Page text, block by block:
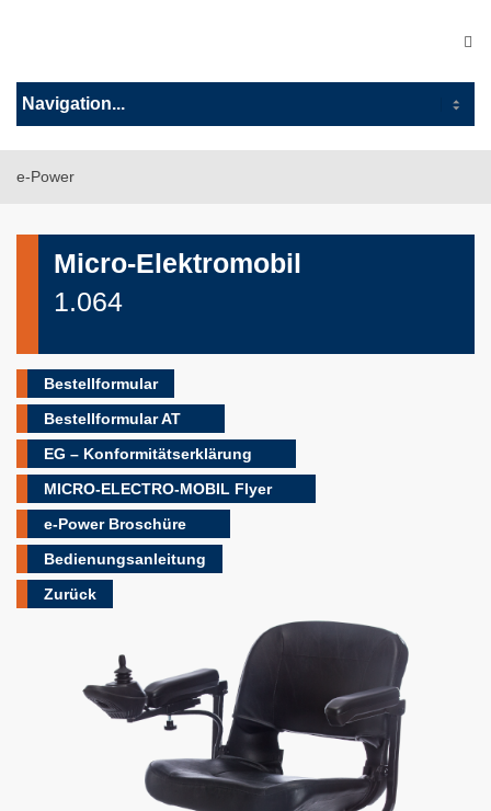
e-Power
Micro-Elektromobil
1.064
Bestellformular
Bestellformular AT
EG – Konformitätserklärung
MICRO-ELECTRO-MOBIL Flyer
e-Power Broschüre
Bedienungsanleitung
Zurück